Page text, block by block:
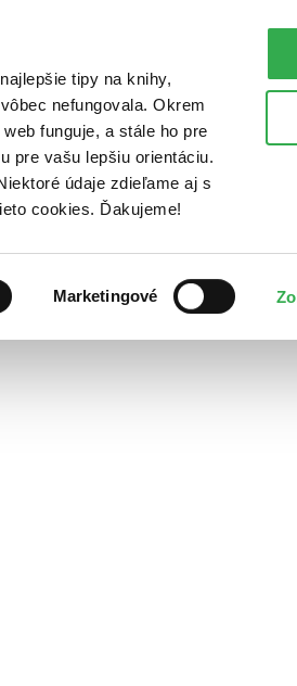
tipy na knihy,
nefungovala. Okrem
funguje, a stále ho pre
pre vašu lepšiu orientáciu.
údaje zdieľame aj s
cookies. Ďakujeme!
Marketingové